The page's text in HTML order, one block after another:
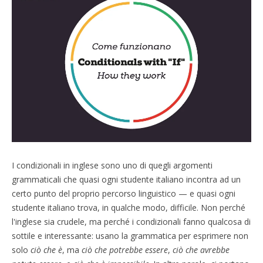
I condizionali in inglese sono uno di quegli argomenti
grammaticali che quasi ogni studente italiano incontra ad un
certo punto del proprio percorso linguistico — e quasi ogni
studente italiano trova, in qualche modo, difficile. Non perché
l'inglese sia crudele, ma perché i condizionali fanno qualcosa di
sottile e interessante: usano la grammatica per esprimere non
solo ciò che è, ma ciò che potrebbe essere, ciò che avrebbe